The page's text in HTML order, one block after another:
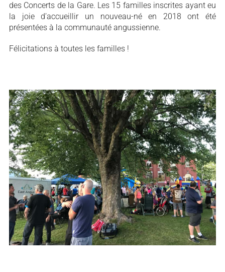
des Concerts de la Gare. Les 15 familles inscrites ayant eu
la joie d’accueillir un nouveau-né en 2018 ont été
présentées à la communauté angussienne.
Félicitations à toutes les familles !